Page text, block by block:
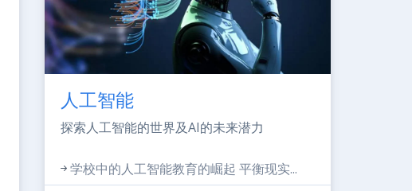
人工智能
探索人工智能的世界及AI的未来潜力
学校中的人工智能教育的崛起 平衡现实...